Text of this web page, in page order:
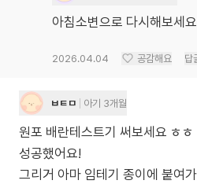
아침소변으로 다시해보세요
2026.04.04 공감해요 답
ㅂㅌㅁ 아기 3개월
원포 배란테스트기 써보세요 ㅎㅎ
성공했어요!
그리거 아마 임테기 종이에 붙여